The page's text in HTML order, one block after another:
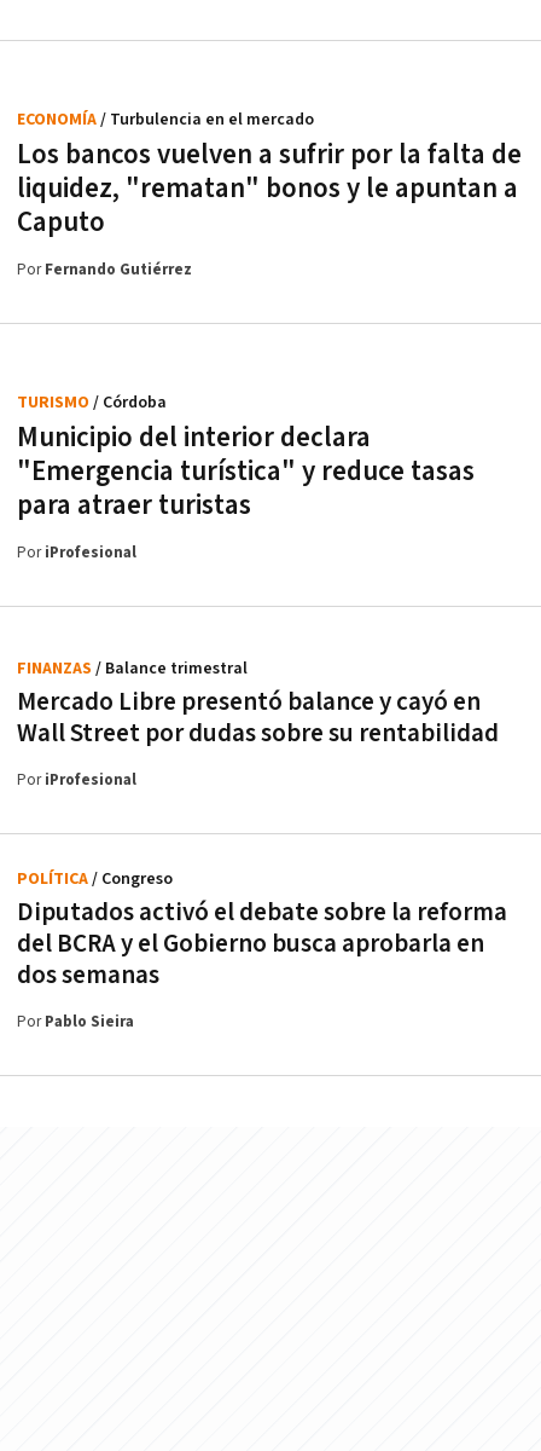
Los bancos vuelven a sufrir por la falta de
liquidez, "rematan" bonos y le apuntan a
Caputo
ECONOMÍA/ Turbulencia en el mercado
PorFernando Gutiérrez
Municipio del interior declara
"Emergencia turística" y reduce tasas
para atraer turistas
TURISMO / Córdoba
PoriProfesional
Mercado Libre presentó balance y cayó en
Wall Street por dudas sobre su rentabilidad
FINANZAS / Balance trimestral
PoriProfesional
Diputados activó el debate sobre la reforma
del BCRA y el Gobierno busca aprobarla en
dos semanas
POLÍTICA/ Congreso
PorPablo Sieira